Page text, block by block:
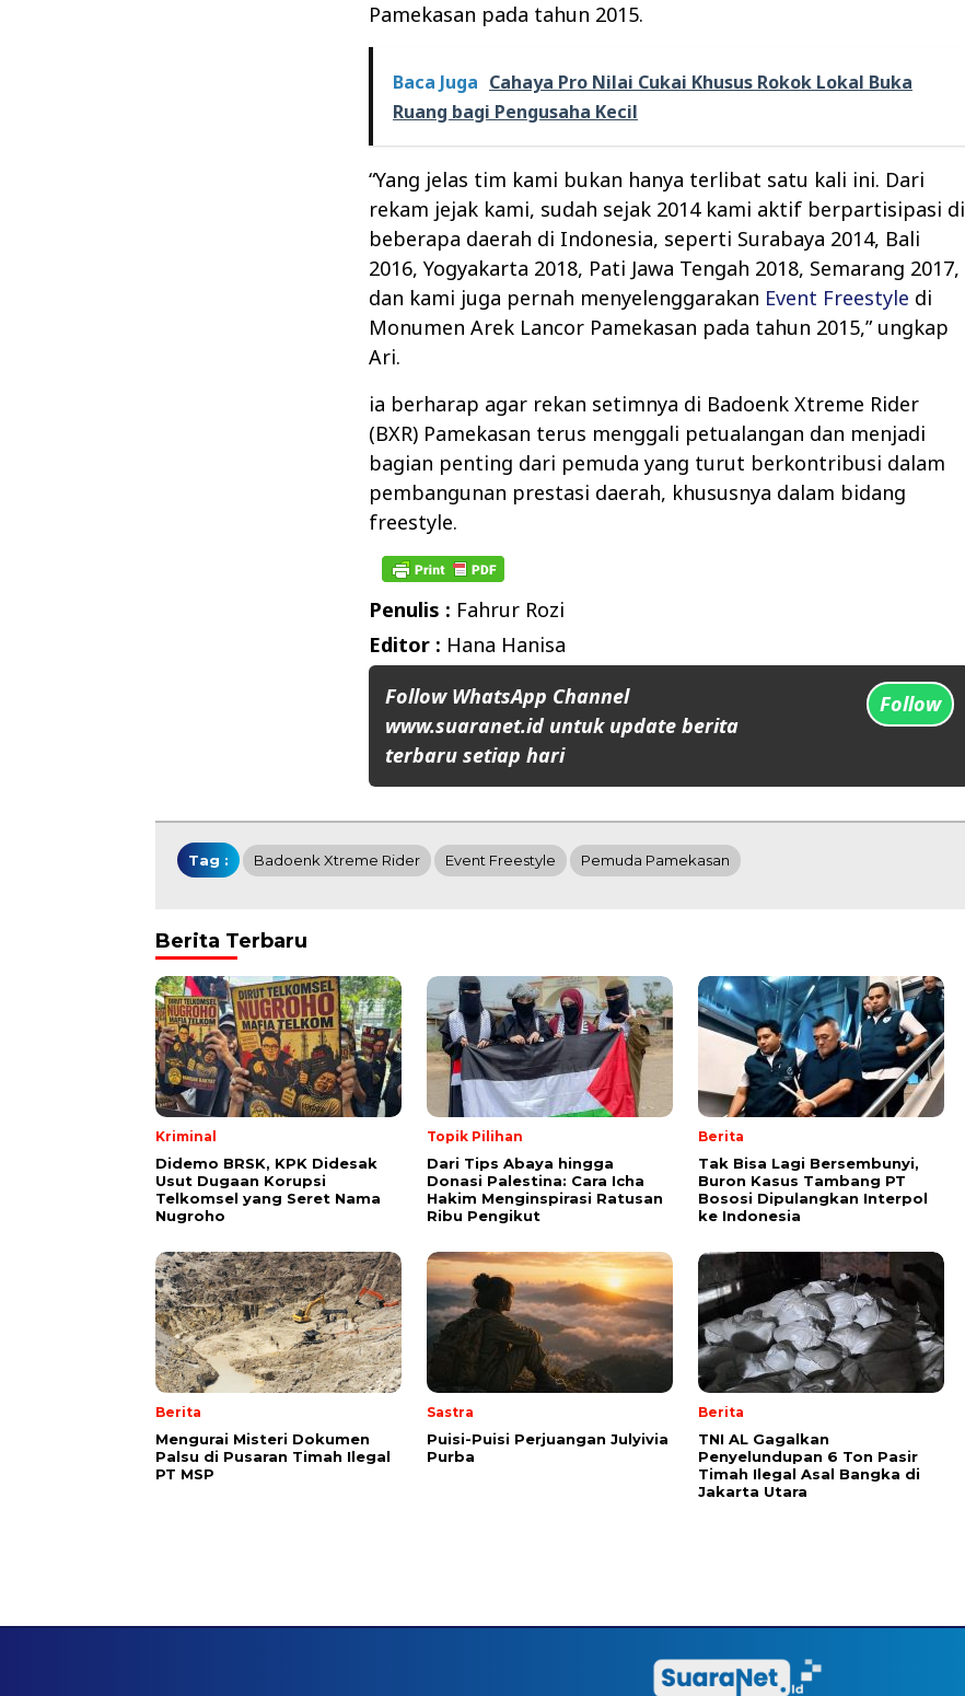
Pamekasan pada tahun 2015.
Baca Juga Cahaya Pro Nilai Cukai Khusus Rokok Lokal Buka
Ruang bagi Pengusaha Kecil
“Yang jelas tim kami bukan hanya terlibat satu kali ini. Dari
rekam jejak kami, sudah sejak 2014 kami aktif berpartisipasi di
beberapa daerah di Indonesia, seperti Surabaya 2014, Bali
2016, Yogyakarta 2018, Pati Jawa Tengah 2018, Semarang 2017,
dan kami juga pernah menyelenggarakan Event Freestyle di
Monumen Arek Lancor Pamekasan pada tahun 2015,” ungkap
Ari.
ia berharap agar rekan setimnya di Badoenk Xtreme Rider
(BXR) Pamekasan terus menggali petualangan dan menjadi
bagian penting dari pemuda yang turut berkontribusi dalam
pembangunan prestasi daerah, khususnya dalam bidang
freestyle.
Penulis : Fahrur Rozi
Editor : Hana Hanisa
Follow WhatsApp Channel
www.suaranet.id untuk update berita
terbaru setiap hari
Follow
Tag : Badoenk Xtreme Rider Event Freestyle Pemuda Pamekasan
Berita Terbaru
Kriminal
Didemo BRSK, KPK Didesak
Usut Dugaan Korupsi
Telkomsel yang Seret Nama
Nugroho
Topik Pilihan
Dari Tips Abaya hingga
Donasi Palestina: Cara Icha
Hakim Menginspirasi Ratusan
Ribu Pengikut
Berita
Tak Bisa Lagi Bersembunyi,
Buron Kasus Tambang PT
Bososi Dipulangkan Interpol
ke Indonesia
Berita
Mengurai Misteri Dokumen
Palsu di Pusaran Timah Ilegal
PT MSP
Sastra
Puisi-Puisi Perjuangan Julyivia
Purba
Berita
TNI AL Gagalkan
Penyelundupan 6 Ton Pasir
Timah Ilegal Asal Bangka di
Jakarta Utara